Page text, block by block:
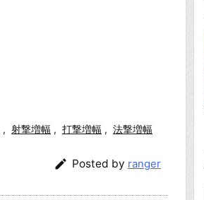
, 射撃増幅 , 打撃増幅 , 法撃増幅
 Posted by ranger